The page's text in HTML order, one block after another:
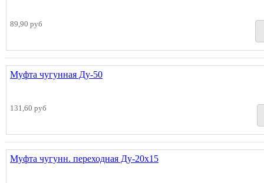
89,90 руб
Муфта чугунная Ду-50
131,60 руб
Муфта чугунн. переходная Ду-20х15